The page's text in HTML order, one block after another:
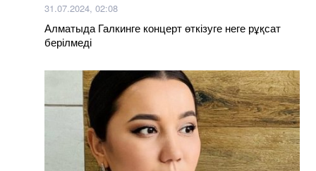
31.07.2024, 02:08
Алматыда Галкинге концерт өткізуге неге рұқсат
берілмеді